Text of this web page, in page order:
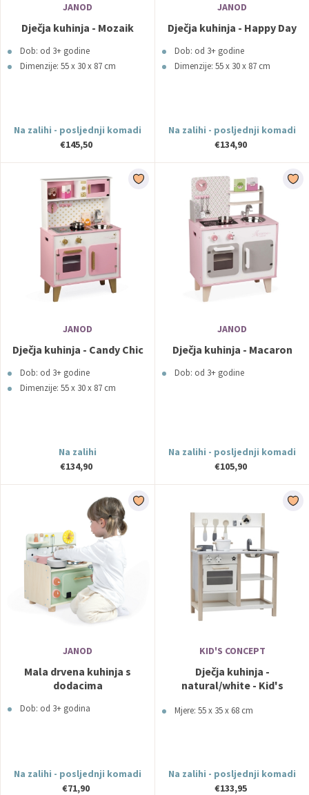
JANOD
Dječja kuhinja - Mozaik
Dob: od 3+ godine
Dimenzije: 55 x 30 x 87 cm
Na zalihi - posljednji komadi
€145,50
JANOD
Dječja kuhinja - Happy Day
Dob: od 3+ godine
Dimenzije: 55 x 30 x 87 cm
Na zalihi - posljednji komadi
€134,90
JANOD
Dječja kuhinja - Candy Chic
Dob: od 3+ godine
Dimenzije: 55 x 30 x 87 cm
Na zalihi
€134,90
JANOD
Dječja kuhinja - Macaron
Dob: od 3+ godine
Na zalihi - posljednji komadi
€105,90
JANOD
Mala drvena kuhinja s
dodacima
Dob: od 3+ godina
Na zalihi - posljednji komadi
€71,90
KID'S CONCEPT
Dječja kuhinja -
natural/white - Kid's
Mjere: 55 x 35 x 68 cm
Na zalihi - posljednji komadi
€133,95